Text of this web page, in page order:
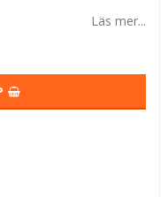
Läs mer...